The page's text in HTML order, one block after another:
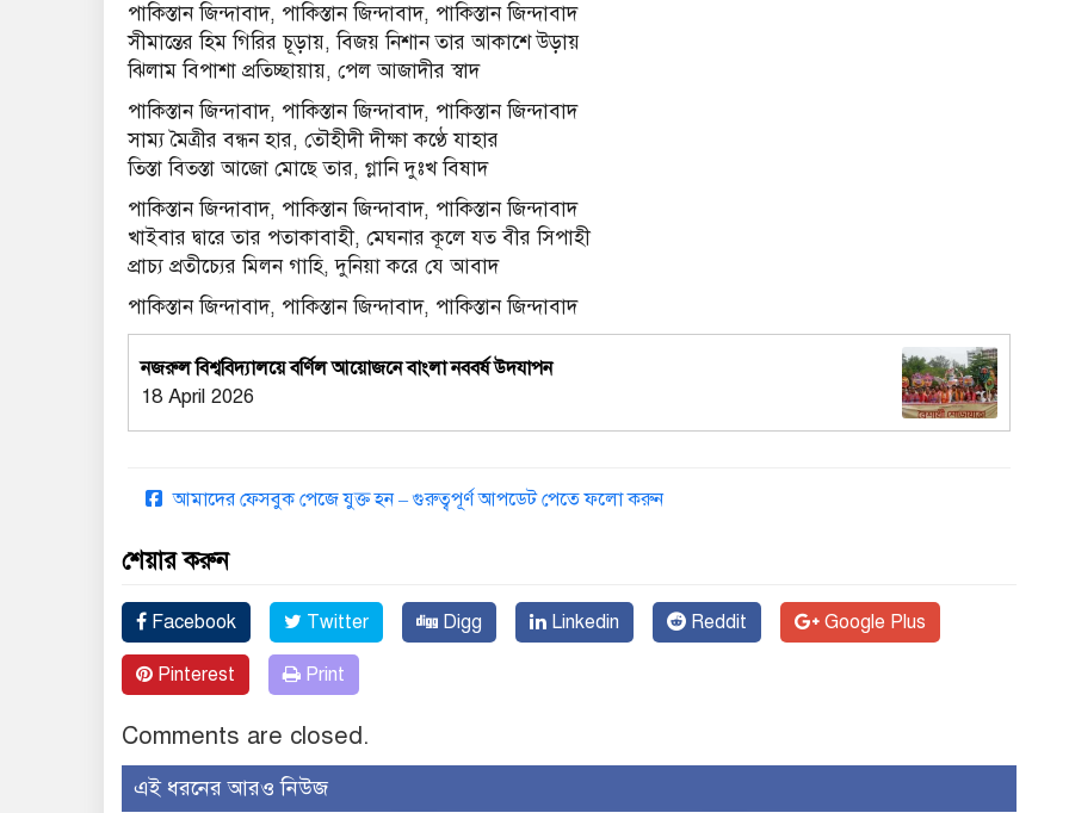
পাকিস্তান জিন্দাবাদ, পাকিস্তান জিন্দাবাদ, পাকিস্তান জিন্দাবাদ
সীমান্তের হিম গিরির চূড়ায়, বিজয় নিশান তার আকাশে উড়ায়
ঝিলাম বিপাশা প্রতিচ্ছায়ায়, পেল আজাদীর স্বাদ
পাকিস্তান জিন্দাবাদ, পাকিস্তান জিন্দাবাদ, পাকিস্তান জিন্দাবাদ
সাম্য মৈত্রীর বন্ধন হার, তৌহীদী দীক্ষা কণ্ঠে যাহার
তিস্তা বিতস্তা আজো মােছে তার, গ্লানি দুঃখ বিষাদ
পাকিস্তান জিন্দাবাদ, পাকিস্তান জিন্দাবাদ, পাকিস্তান জিন্দাবাদ
খাইবার দ্বারে তার পতাকাবাহী, মেঘনার কূলে যত বীর সিপাহী
প্রাচ্য প্রতীচ্যের মিলন গাহি, দুনিয়া করে যে আবাদ
পাকিস্তান জিন্দাবাদ, পাকিস্তান জিন্দাবাদ, পাকিস্তান জিন্দাবাদ
নজরুল বিশ্ববিদ্যালয়ে বর্ণিল আয়োজনে বাংলা নববর্ষ উদযাপন
18 April 2026
আমাদের ফেসবুক পেজে যুক্ত হন – গুরুত্বপূর্ণ আপডেট পেতে ফলো করুন
শেয়ার করুন
Facebook Twitter Digg Linkedin Reddit Google Plus
Pinterest Print
Comments are closed.
এই ধরনের আরও নিউজ